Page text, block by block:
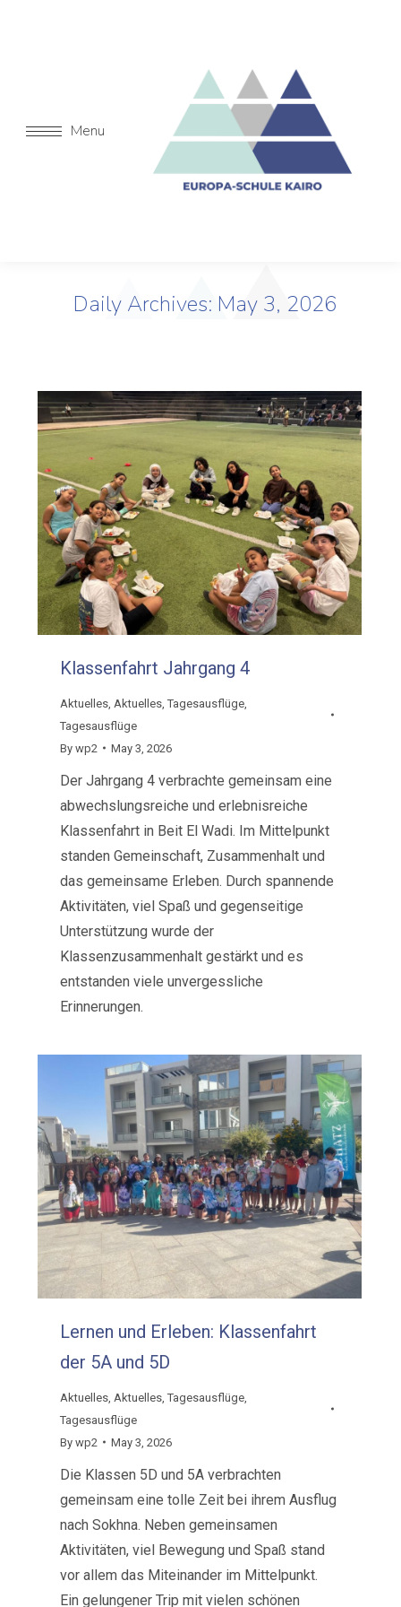
Menu
Daily Archives: May 3, 2026
Klassenfahrt Jahrgang 4
Aktuelles Aktuelles ,Tagesausflüge
Tagesausflüge
Bywp2 May 3, 2026
Der Jahrgang 4 verbrachte gemeinsam eine
abwechslungsreiche und erlebnisreiche
Klassenfahrt in Beit El Wadi. Im Mittelpunkt
standen Gemeinschaft, Zusammenhalt und
das gemeinsame Erleben. Durch spannende
Aktivitäten, viel Spaß und gegenseitige
Unterstützung wurde der
Klassenzusammenhalt gestärkt und es
entstanden viele unvergessliche
Erinnerungen.
Lernen und Erleben: Klassenfahrt
der 5A und 5D
Aktuelles Aktuelles ,Tagesausflüge
Tagesausflüge
Bywp2 May 3, 2026
Die Klassen 5D und 5A verbrachten
gemeinsam eine tolle Zeit bei ihrem Ausflug
nach Sokhna. Neben gemeinsamen
Aktivitäten, viel Bewegung und Spaß stand
vor allem das Miteinander im Mittelpunkt.
Ein gelungener Trip mit vielen schönen